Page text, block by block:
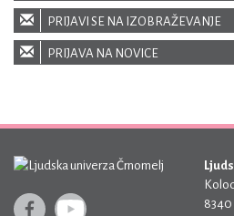
PRIJAVI SE NA IZOBRAŽEVANJE
PRIJAVA NA NOVICE
8340